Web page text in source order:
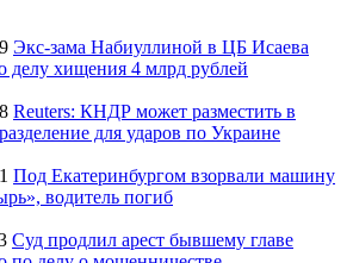
Экс-зама Набиуллиной в ЦБ Исаева
делу хищения 4 млрд рублей
Reuters: КНДР может разместить в
для ударов по Украине
Под Екатеринбургом взорвали машину
водитель погиб
Суд продлил арест бывшему главе